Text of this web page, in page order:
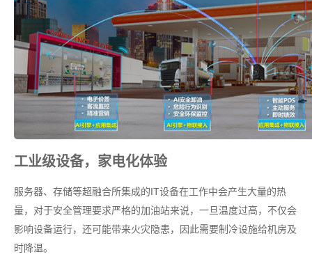
工业级设备，家电化体验
服务器、存储等超融合所集成的IT设备在工作中会产生大量的热
量，对于安全管理要求严格的加油站来说，一旦温度过高，不仅会
影响设备运行，还可能带来火灾隐患，因此需要制冷设施给机房及
时降温。